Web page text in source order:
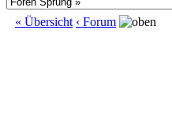
« Übersicht ‹ Forum